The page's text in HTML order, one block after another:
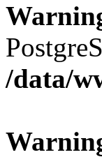
/data/